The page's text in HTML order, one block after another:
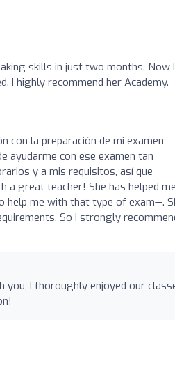
skills in just two months. Now
I highly recommend her Academy.
con la preparación de mi examen
ayudarme con ese examen tan
y a mis requisitos, así que
a great teacher! She has helped
help me with that type of exam—.
So I strongly
I thoroughly enjoyed our